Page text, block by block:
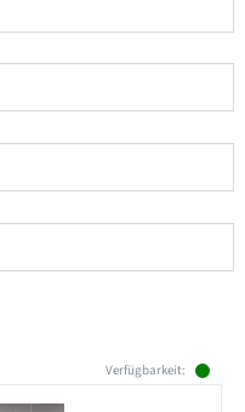
Verfügbarkeit: